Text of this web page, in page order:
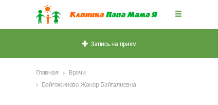
Запись на прием
Главная
Врачи
Байгожинова Жанар Байгалиевна